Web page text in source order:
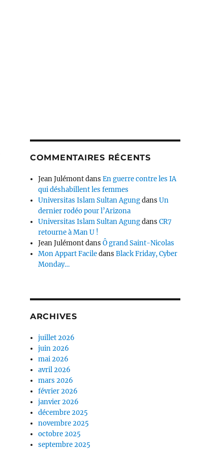
COMMENTAIRES RÉCENTS
Jean JulémontdansEn guerre contre les IA
qui déshabillent les femmes
Universitas Islam Sultan AgungdansUn
dernier rodéo pour l’Arizona
Universitas Islam Sultan AgungdansCR7
retourne à Man U !
Jean JulémontdansÔ grand Saint-Nicolas
Mon Appart FaciledansBlack Friday, Cyber
Monday…
ARCHIVES
juillet 2026
juin 2026
mai 2026
avril 2026
mars 2026
février 2026
janvier 2026
décembre 2025
novembre 2025
octobre 2025
septembre 2025